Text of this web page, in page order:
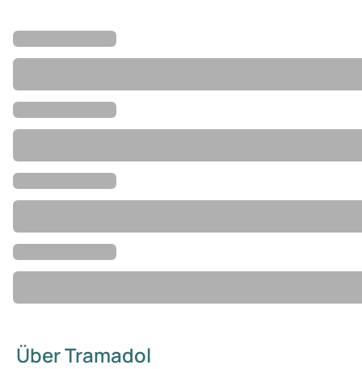
Über Tramadol